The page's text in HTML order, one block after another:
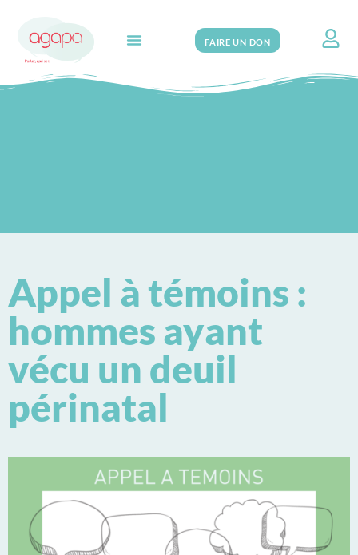
FAIRE UN DON
Appel à témoins :
hommes ayant
vécu un deuil
périnatal